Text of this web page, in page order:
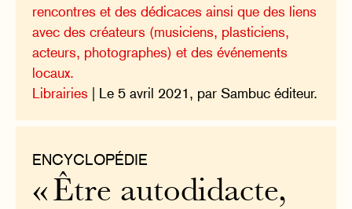
rencontres et des dédicaces ainsi que des liens
avec des créateurs (musiciens, plasticiens,
acteurs, photographes) et des événements
locaux.
Librairies | Le 5 avril 2021, par Sambuc éditeur.
ENCYCLOPÉDIE
« Être autodidacte,